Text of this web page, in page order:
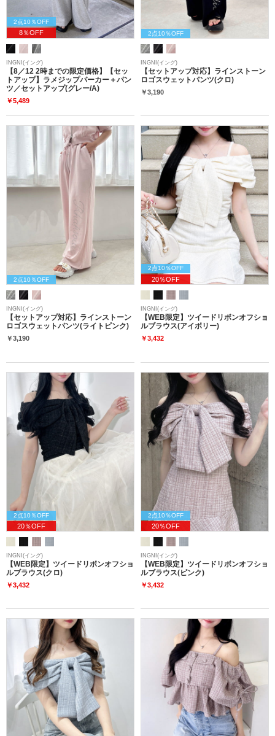
2点10％OFF
8％OFF
INGNI(イング)
【8／12 2時までの限定価格】【セッ
トアップ】ラメジップパーカー＋パン
ツ／セットアップ(グレー/A)
￥5,489
2点10％OFF
INGNI(イング)
【セットアップ対応】ラインストーン
ロゴスウェットパンツ(クロ)
￥3,190
2点10％OFF
INGNI(イング)
【セットアップ対応】ラインストーン
ロゴスウェットパンツ(ライトピンク)
￥3,190
2点10％OFF
20％OFF
INGNI(イング)
【WEB限定】ツイードリボンオフショ
ルブラウス(アイボリー)
￥3,432
2点10％OFF
20％OFF
INGNI(イング)
【WEB限定】ツイードリボンオフショ
ルブラウス(クロ)
￥3,432
2点10％OFF
20％OFF
INGNI(イング)
【WEB限定】ツイードリボンオフショ
ルブラウス(ピンク)
￥3,432